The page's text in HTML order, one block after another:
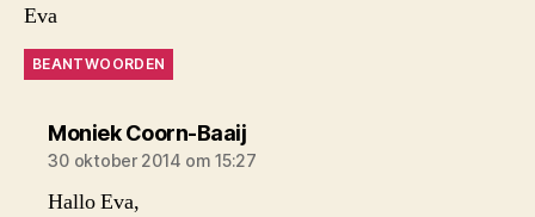
Eva
BEANTWOORDEN
Moniek Coorn-Baaijzegt:
30 oktober 2014 om 15:27
Hallo Eva,